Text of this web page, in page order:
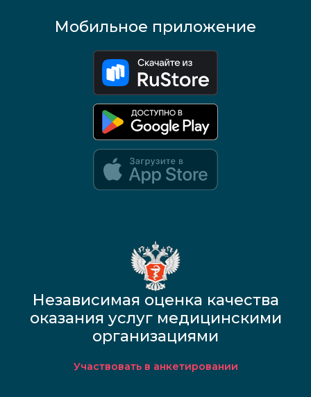
Мобильное приложение
Независимая оценка качества
оказания услуг медицинскими
организациями
Участвовать в анкетировании